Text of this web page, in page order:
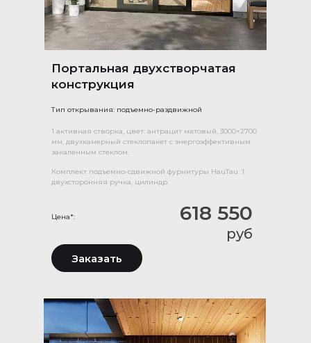
Портальная двухстворчатая
конструкция
Тип открывания: подъемно-раздвижной
618 550
руб
Цена*:
1 активная створка, цвет: антрацит матовый, 3000×2700
мм, двухкамерный стеклопакет с энергоэффективным
закаленным стеклом.
Комплект подъемно-сдвижной фурнитуры HauTau: 1
двухсторонняя ручка, цилиндр.
Заказать